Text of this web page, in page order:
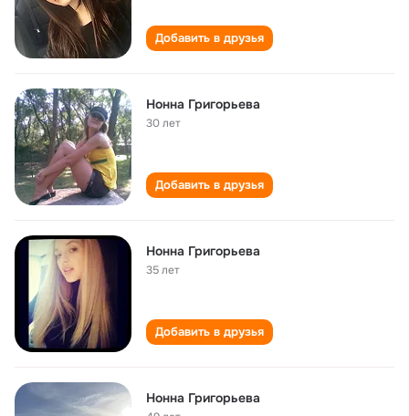
Добавить в друзья
Нонна Григорьева
30 лет
Добавить в друзья
Нонна Григорьева
35 лет
Добавить в друзья
Нонна Григорьева